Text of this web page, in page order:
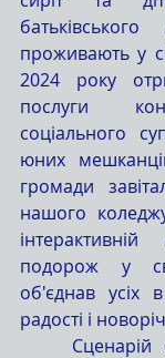
проживають у
2024 року
послуги
соціального
юних
громади
нашого
подорож у
об'єднав усіх
радості і